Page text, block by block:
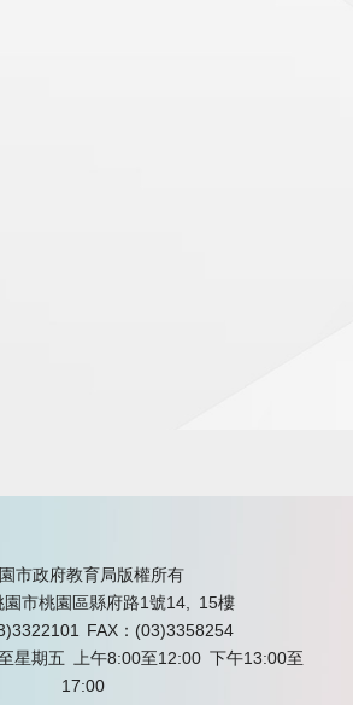
市政府教育局版權所有
市桃園區縣府路1號14, 15樓
FAX：(03)3358254
至星期五 上午8:00至12:00 下午13:00至
17:00